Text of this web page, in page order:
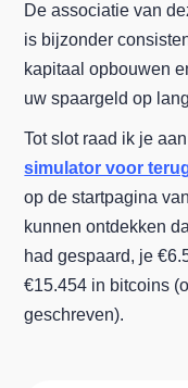
De associatie van
is bijzonder
kapitaal opbouwen
uw spaargeld op
Tot slot raad ik je
simulator voor
op de startpagina
kunnen ontdekken
had gespaard, je
€15.454 in bitcoins
geschreven).